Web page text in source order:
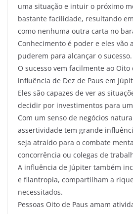
uma situação e intuir o próximo
bastante facilidade, resultando
como nenhuma outra carta no
Conhecimento é poder e eles vão
puderem para alcançar o sucesso.
O sucesso vem facilmente ao Oito
influência de Dez de Paus em
Eles são capazes de ver as
decidir por investimentos para
Com um senso de negócios
assertividade tem grande
seja atraído para o combate
concorrência ou colegas de
A influência de Júpiter também
e filantropia, compartilham a
necessitados.
Pessoas Oito de Paus amam